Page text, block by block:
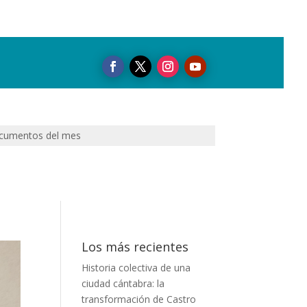
del mes
Los más recientes
Historia colectiva de una
ciudad cántabra: la
transformación de Castro